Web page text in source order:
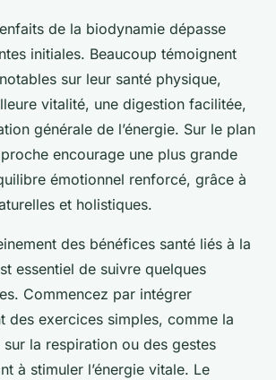
de la biodynamie dépasse
initiales. Beaucoup témoignent
sur leur santé physique,
vitalité, une digestion facilitée,
générale de l’énergie. Sur le plan
encourage une plus grande
émotionnel renforcé, grâce à
et holistiques.
des bénéfices santé liés à la
essentiel de suivre quelques
Commencez par intégrer
des exercices simples, comme la
la respiration ou des gestes
à stimuler l’énergie vitale. Le